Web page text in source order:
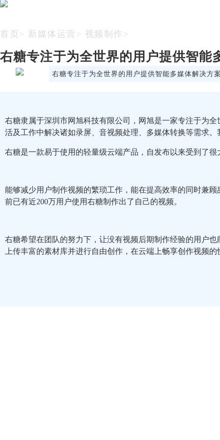
首页 > 新媒体运营 > 视频制作 >
右糖专注于为全世界的用户提供智能
右糖专注于为全世界的用户提供智能多媒体解决方
右糖隶属于深圳市网旭科技有限公司，网旭是一家专注于为
活及工作中解决诸如录屏、音视频处理、多媒体转换等需求
右糖是一款易于使用的轻量级云端产品，自发布以来受到了
能够减少用户制作视频的繁琐工作，能在提高效率的同时兼
前已有近200万用户使用右糖制作出了自己的视频。
右糖希望在团队的努力下，让没有视频后期制作经验的用户
上传丰富的素材库并进行自由创作，在云端上畅享创作视频的